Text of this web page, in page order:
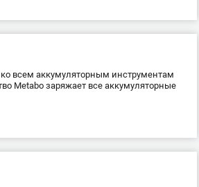
всем аккумуляторным инструментам
Metabo заряжает все аккумуляторные